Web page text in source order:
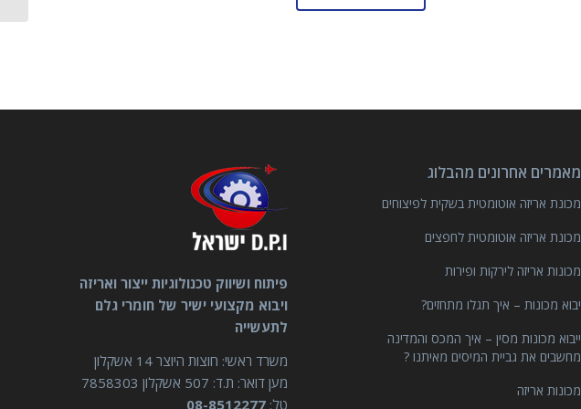
מאמרים אחרונים מהבלוג
מכונת אריזה אוטומטית בשקית לפיצוחים
מכונת אריזה אוטומטית לחפצים
מכונות אריזה לירקות ופירות
יבוא מכונות – איך תגלו מתחזים?
ייבוא מכונות מסין – איך המכס והמדינה
מחשבים את גביית המיסים מאיתנו ?
מכונות אריזה
פיתוח ושיווק טכנולוגיות ייצור ואריזה
ויבוא מקצועי ישיר של חומרי גלם
לתעשייה
משרד ראשי: חוצות היוצר 14 אשקלון
מען דואר: ת.ד: 507 אשקלון 7858303
טל: 08-8512277